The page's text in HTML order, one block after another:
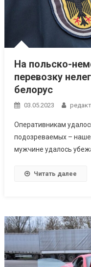
На польско-
перевозку
белорус
03.05.2023
Оперативникам
подозреваемых –
мужчине удалось
Читать далее